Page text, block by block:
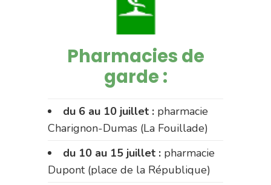
Pharmacies de
garde :
du 6 au 10 juillet : pharmacie
Charignon-Dumas (La Fouillade)
du 10 au 15 juillet : pharmacie
Dupont (place de la République)